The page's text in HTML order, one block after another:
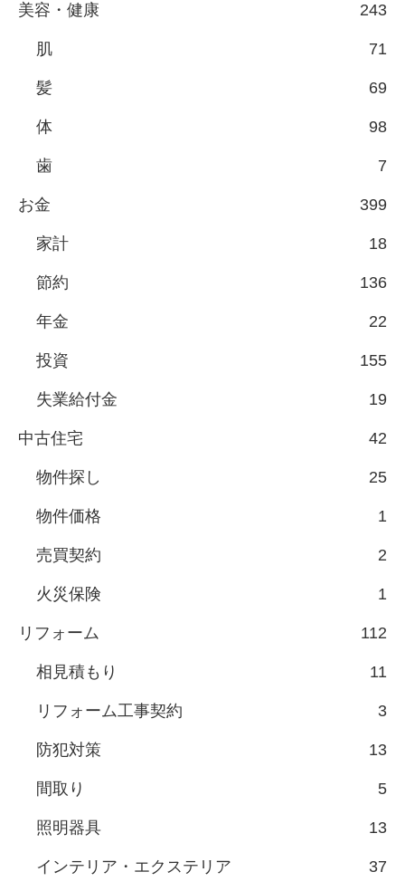
美容・健康 243
肌 71
髪 69
体 98
歯 7
お金 399
家計 18
節約 136
年金 22
投資 155
失業給付金 19
中古住宅 42
物件探し 25
物件価格 1
売買契約 2
火災保険 1
リフォーム 112
相見積もり 11
リフォーム工事契約 3
防犯対策 13
間取り 5
照明器具 13
インテリア・エクステリア 37